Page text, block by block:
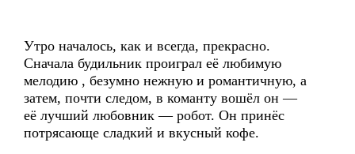
Утро началось, как и всегда, прекрасно.
Сначала будильник проиграл её любимую
мелодию , безумно нежную и романтичную, а
затем, почти следом, в команту вошёл он —
её лучший любовник — робот. Он принёс
потрясающе сладкий и вкусный кофе.